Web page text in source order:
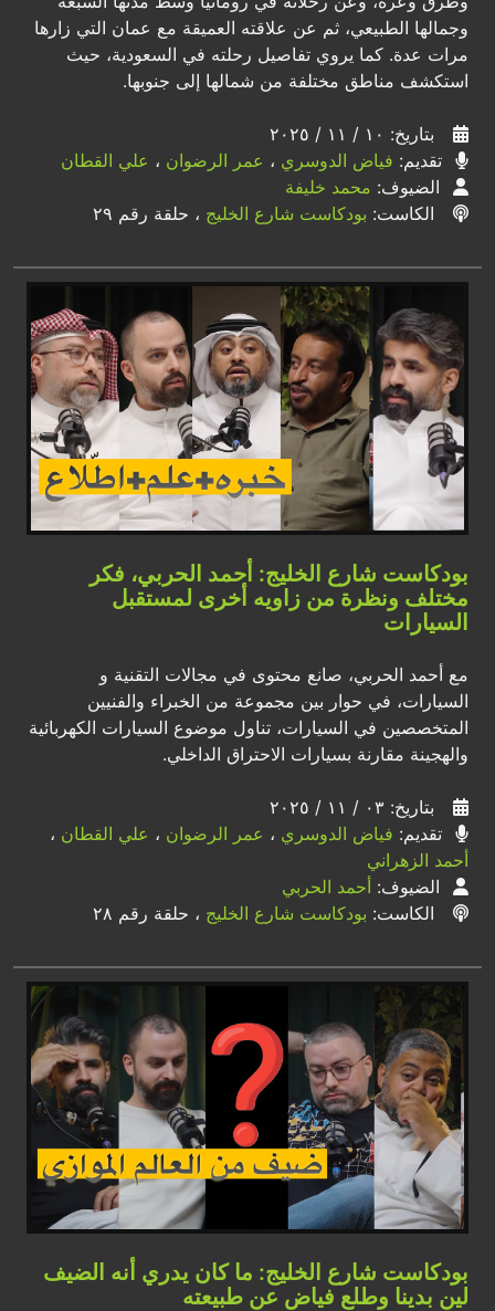
وجمالها الطبيعي، ثم عن علاقته العميقة مع عمان التي زارها
مرات عدة. كما يروي تفاصيل رحلته في السعودية، حيث
استكشف مناطق مختلفة من شمالها إلى جنوبها.
بتاريخ: ١٠ / ١١ / ٢٠٢٥
تقديم: فياض الدوسري ، عمر الرضوان ، علي القطان
الضيوف: محمد خليفة
الكاست: بودكاست شارع الخليج ، حلقة رقم ٢٩
بودكاست شارع الخليج: أحمد الحربي، فكر
مختلف ونظرة من زاويه أخرى لمستقبل
السيارات
مع أحمد الحربي، صانع محتوى في مجالات التقنية و
السيارات، في حوار بين مجموعة من الخبراء والفنيين
المتخصصين في السيارات، تناول موضوع السيارات الكهربائية
والهجينة مقارنة بسيارات الاحتراق الداخلي.
بتاريخ: ٠٣ / ١١ / ٢٠٢٥
تقديم: فياض الدوسري ، عمر الرضوان ، علي القطان ،
أحمد الزهراني
الضيوف: أحمد الحربي
الكاست: بودكاست شارع الخليج ، حلقة رقم ٢٨
بودكاست شارع الخليج: ما كان يدري أنه الضيف
لين بدينا وطلع فياض عن طبيعته